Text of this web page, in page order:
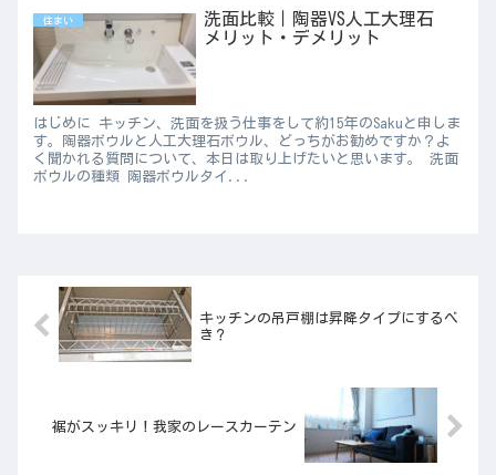
住まい
洗面比較｜陶器VS人工大理石
メリット・デメリット
はじめに キッチン、洗面を扱う仕事をして約15年のSakuと申しま
す。陶器ボウルと人工大理石ボウル、どっちがお勧めですか？よ
く聞かれる質問について、本日は取り上げたいと思います。 洗面
ボウルの種類 陶器ボウルタイ...
キッチンの吊戸棚は昇降タイプにするべ
き？
裾がスッキリ！我家のレースカーテン